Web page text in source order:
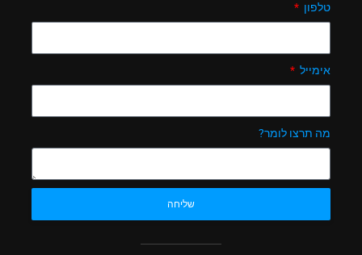
טלפון
אימייל
מה תרצו לומר?
שליחה